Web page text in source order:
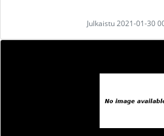
Julkaistu 2021-01-30